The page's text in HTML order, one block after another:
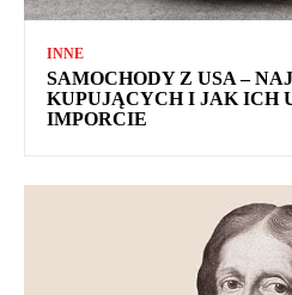
INNE
SAMOCHODY Z USA –
KUPUJĄCYCH I JAK ICH
IMPORCIE